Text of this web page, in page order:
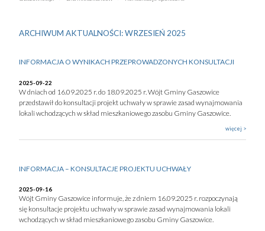
ARCHIWUM AKTUALNOŚCI: WRZESIEŃ 2025
INFORMACJA O WYNIKACH PRZEPROWADZONYCH KONSULTACJI
2025-09-22
W dniach od 16.09.2025 r. do 18.09.2025 r. Wójt Gminy Gaszowice
przedstawił do konsultacji projekt uchwały w sprawie zasad wynajmowania
lokali wchodzących w skład mieszkaniowego zasobu Gminy Gaszowice.
więcej >
INFORMACJA – KONSULTACJE PROJEKTU UCHWAŁY
2025-09-16
Wójt Gminy Gaszowice informuje, że z dniem 16.09.2025 r. rozpoczynają
się konsultacje projektu uchwały w sprawie zasad wynajmowania lokali
wchodzących w skład mieszkaniowego zasobu Gminy Gaszowice.